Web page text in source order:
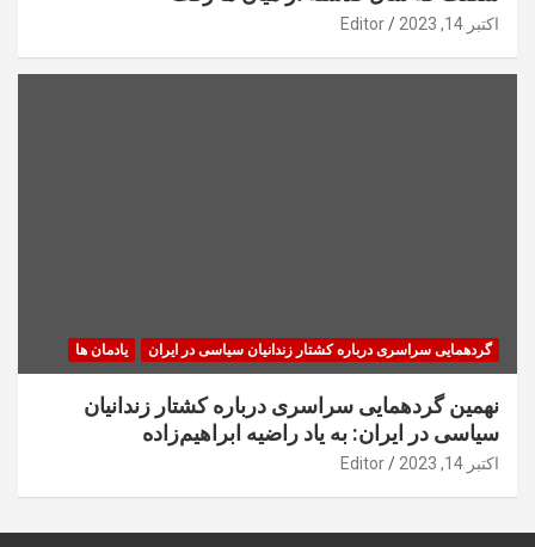
اکتبر 14, 2023 Editor
گردهمایی سراسری درباره کشتار زندانیان سیاسی در ایران یادمان ها
نهمین گردهمایی سراسری درباره کشتار زندانیان
سیاسی در ایران: به یاد راضیه ابراهیم‌زاده
اکتبر 14, 2023 Editor